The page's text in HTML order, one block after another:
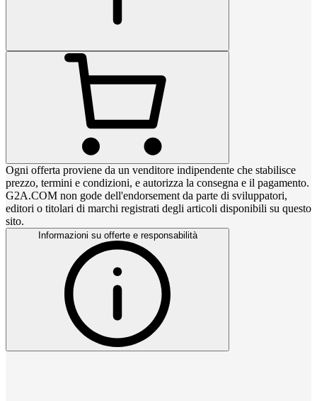
Ogni offerta proviene da un venditore indipendente che stabilisce
prezzo, termini e condizioni, e autorizza la consegna e il pagamento.
G2A.COM non gode dell'endorsement da parte di sviluppatori,
editori o titolari di marchi registrati degli articoli disponibili su questo
sito.
Informazioni su offerte e responsabilità